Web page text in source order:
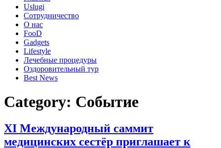
Uslugi
Сотрудничество
О нас
FooD
Gadgets
Lifestyle
Лечебные процедуры
Оздоровительный тур
Best News
Category: Событие
XI Международный саммит
медицинских сестёр приглашает к